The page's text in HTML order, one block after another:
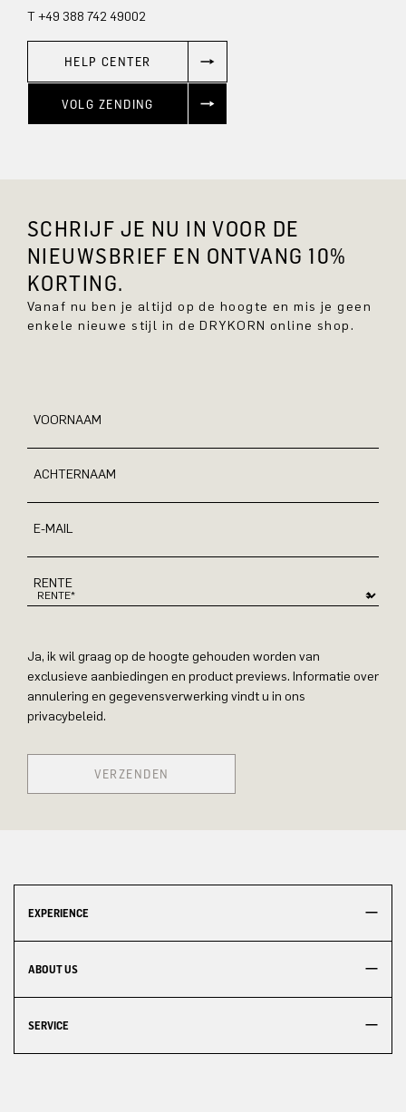
T +49 388 742 49002
HELP CENTER
VOLG ZENDING
SCHRIJF JE NU IN VOOR DE
NIEUWSBRIEF EN ONTVANG 10%
KORTING.
Vanaf nu ben je altijd op de hoogte en mis je geen
enkele nieuwe stijl in de DRYKORN online shop.
VOORNAAM
ACHTERNAAM
E-MAIL
RENTE
Ja, ik wil graag op de hoogte gehouden worden van
exclusieve aanbiedingen en product previews. Informatie over
annulering en gegevensverwerking vindt u in ons
privacybeleid.
VERZENDEN
EXPERIENCE
ABOUT US
SERVICE